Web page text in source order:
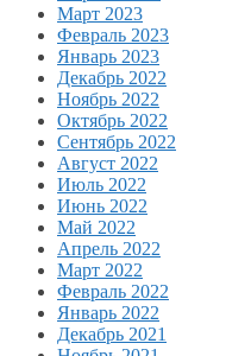
Март 2023
Февраль 2023
Январь 2023
Декабрь 2022
Ноябрь 2022
Октябрь 2022
Сентябрь 2022
Август 2022
Июль 2022
Июнь 2022
Май 2022
Апрель 2022
Март 2022
Февраль 2022
Январь 2022
Декабрь 2021